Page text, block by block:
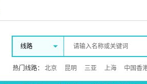
线路
热门线路： 北京 昆明 三亚 上海 中国香